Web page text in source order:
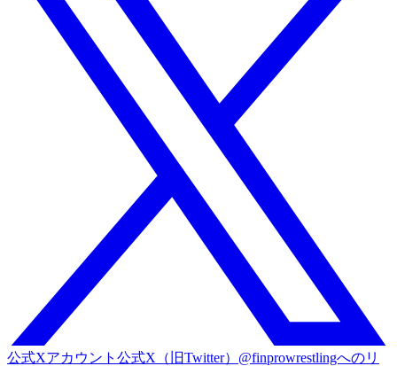
公式Xアカウント 公式X（旧Twitter）@finprowrestlingへのリ